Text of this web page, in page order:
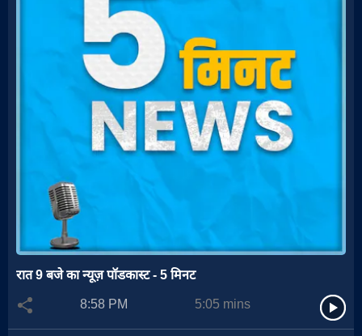
रात 9 बजे का न्यूज़ पॉडकास्ट - 5 मिनट
8:58 PM
5:05 mins